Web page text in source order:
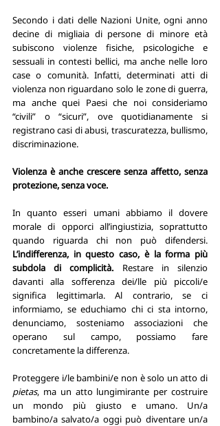
Secondo i dati delle Nazioni Unite, ogni anno
decine di migliaia di persone di minore età
subiscono violenze fisiche, psicologiche e
sessuali in contesti bellici, ma anche nelle loro
case o comunità. Infatti, determinati atti di
violenza non riguardano solo le zone di guerra,
ma anche quei Paesi che noi consideriamo
“civili” o “sicuri”, ove quotidianamente si
registrano casi di abusi, trascuratezza, bullismo,
discriminazione.
Violenza è anche crescere senza affetto, senza
protezione, senza voce.
In quanto esseri umani abbiamo il dovere
morale di opporci all’ingiustizia, soprattutto
L’indifferenza, in questo caso, è la forma più
subdola di complicità. Restare in silenzio
davanti alla sofferenza dei/lle più piccoli/e
significa legittimarla. Al contrario, se ci
informiamo, se educhiamo chi ci sta intorno,
denunciamo, sosteniamo associazioni che
operano sul campo, possiamo fare
concretamente la differenza.
pietas, ma un atto lungimirante per costruire
un mondo più giusto e umano. Un/a
bambino/a salvato/a oggi può diventare un/a